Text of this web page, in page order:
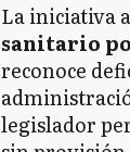
La iniciativa
sanitario
reconoce
legislador